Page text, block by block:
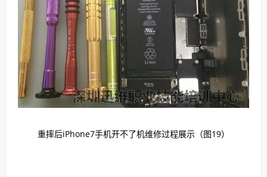
重摔后iPhone7手机开不了机维修过程展示（图19）